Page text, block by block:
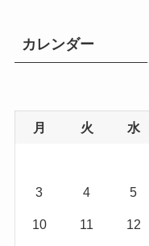
カレンダー
月 火 水
3 4 5
10 11 12